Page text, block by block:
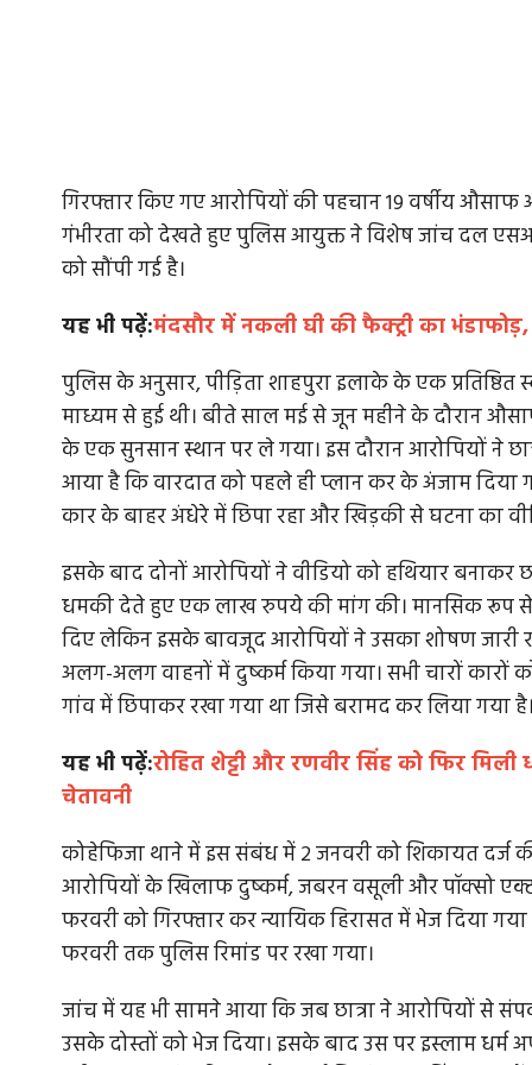
गिरफ्तार किए गए आरोपियों की पहचान 19 वर्षीय
गंभीरता को देखते हुए पुलिस आयुक्त ने विशेष जांच दल
को सौंपी गई है।
यह भी पढ़ें:मंदसौर में नकली घी की फैक्ट्री का
पुलिस के अनुसार, पीड़िता शाहपुरा इलाके के एक
माध्यम से हुई थी। बीते साल मई से जून महीने के दौरान
के एक सुनसान स्थान पर ले गया। इस दौरान आरोपियों ने
आया है कि वारदात को पहले ही प्लान कर के अंजाम
कार के बाहर अंधेरे में छिपा रहा और खिड़की से घटना का
इसके बाद दोनों आरोपियों ने वीडियो को हथियार बनाकर
धमकी देते हुए एक लाख रुपये की मांग की। मानसिक रूप से
दिए लेकिन इसके बावजूद आरोपियों ने उसका शोषण जारी
अलग-अलग वाहनों में दुष्कर्म किया गया। सभी चारों
गांव में छिपाकर रखा गया था जिसे बरामद कर लिया गया
यह भी पढ़ें:रोहित शेट्टी और रणवीर सिंह को फिर
चेतावनी
कोहेफिजा थाने में इस संबंध में 2 जनवरी को शिकायत दर्ज
आरोपियों के खिलाफ दुष्कर्म, जबरन वसूली और पॉक्सो
फरवरी को गिरफ्तार कर न्यायिक हिरासत में भेज दिया
फरवरी तक पुलिस रिमांड पर रखा गया।
जांच में यह भी सामने आया कि जब छात्रा ने आरोपियों से
उसके दोस्तों को भेज दिया। इसके बाद उस पर इस्लाम धर्म